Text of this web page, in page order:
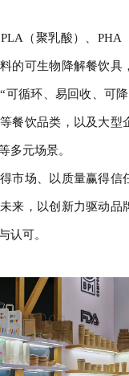
（聚乳酸）、PHA
的可生物降解餐饮具
可循环、易回收、可
餐饮品类，以及大型
多元场景。
市场、以质量赢得信
来， 以创新力驱动品
认可。